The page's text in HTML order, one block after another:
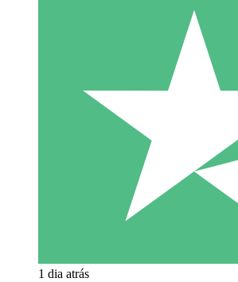
1 dia atrás